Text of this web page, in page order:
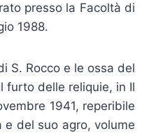
presso la Facoltà di
1988.
S. Rocco e le ossa del
furto delle reliquie, in Il
1941, reperibile
e del suo agro, volume